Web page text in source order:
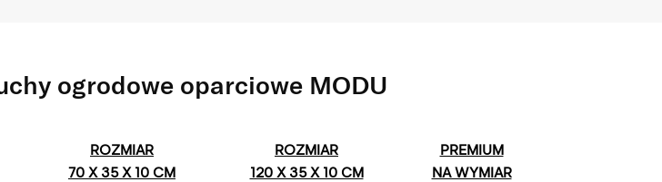
ogrodowe oparciowe MODU
ROZMIAR
70 X 35 X 10 CM
ROZMIAR
120 X 35 X 10 CM
PREMIUM
NA WYMIAR